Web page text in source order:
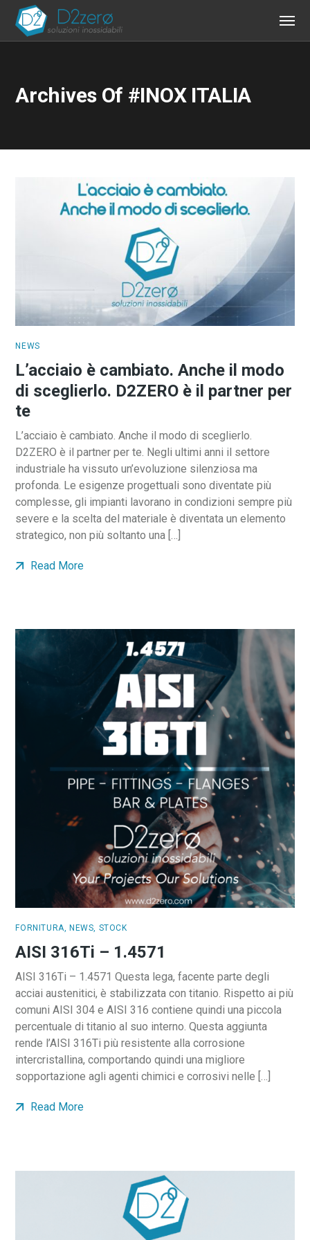
Archives Of #INOX ITALIA
NEWS
L’acciaio è cambiato. Anche il modo
di sceglierlo. D2ZERO è il partner per
te
L’acciaio è cambiato. Anche il modo di sceglierlo.
D2ZERO è il partner per te. Negli ultimi anni il settore
industriale ha vissuto un’evoluzione silenziosa ma
profonda. Le esigenze progettuali sono diventate più
complesse, gli impianti lavorano in condizioni sempre più
severe e la scelta del materiale è diventata un elemento
strategico, non più soltanto una […]
Read More
FORNITURA, NEWS, STOCK
AISI 316Ti – 1.4571
AISI 316Ti – 1.4571 Questa lega, facente parte degli
acciai austenitici, è stabilizzata con titanio. Rispetto ai più
comuni AISI 304 e AISI 316 contiene quindi una piccola
percentuale di titanio al suo interno. Questa aggiunta
rende l’AISI 316Ti più resistente alla corrosione
intercristallina, comportando quindi una migliore
sopportazione agli agenti chimici e corrosivi nelle […]
Read More